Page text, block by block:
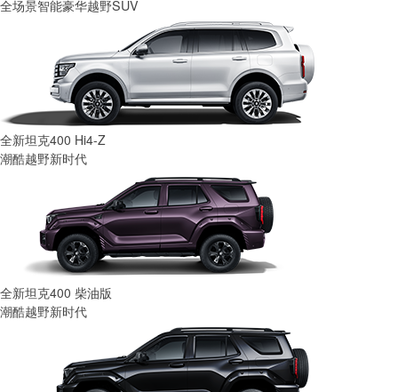
全场景智能豪华越野SUV
全新坦克400 Hi4-Z
潮酷越野新时代
全新坦克400 柴油版
潮酷越野新时代